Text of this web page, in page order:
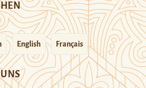
English Français